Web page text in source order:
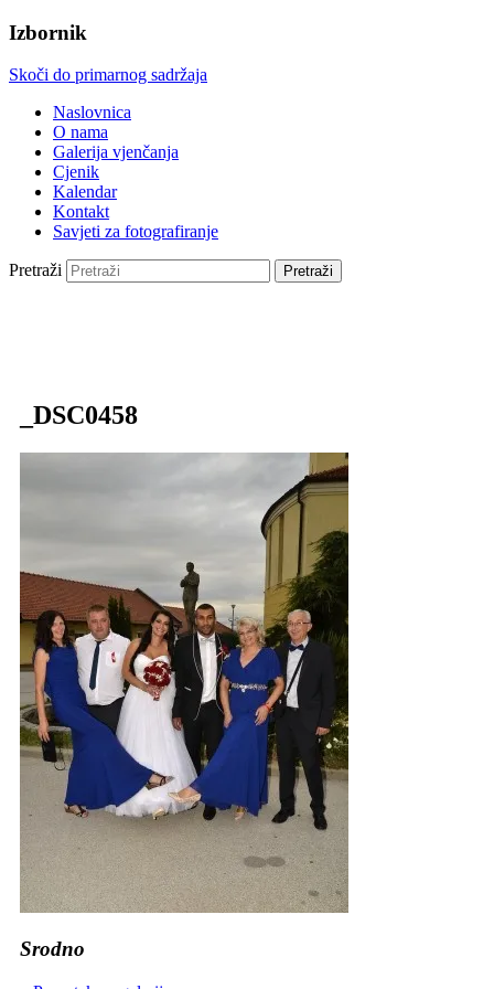
Izbornik
Skoči do primarnog sadržaja
Naslovnica
O nama
Galerija vjenčanja
Cjenik
Kalendar
Kontakt
Savjeti za fotografiranje
Pretraži
_DSC0458
Srodno